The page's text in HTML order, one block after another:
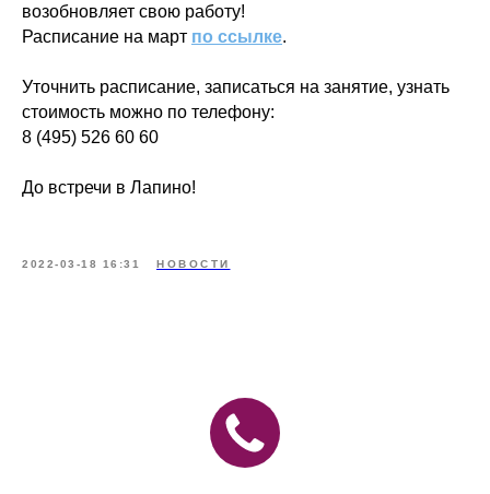
возобновляет свою работу!
Расписание на март по ссылке.
Уточнить расписание, записаться на занятие, узнать
стоимость можно по телефону:
8 (495) 526 60 60
До встречи в Лапино!
2022-03-18 16:31 НОВОСТИ